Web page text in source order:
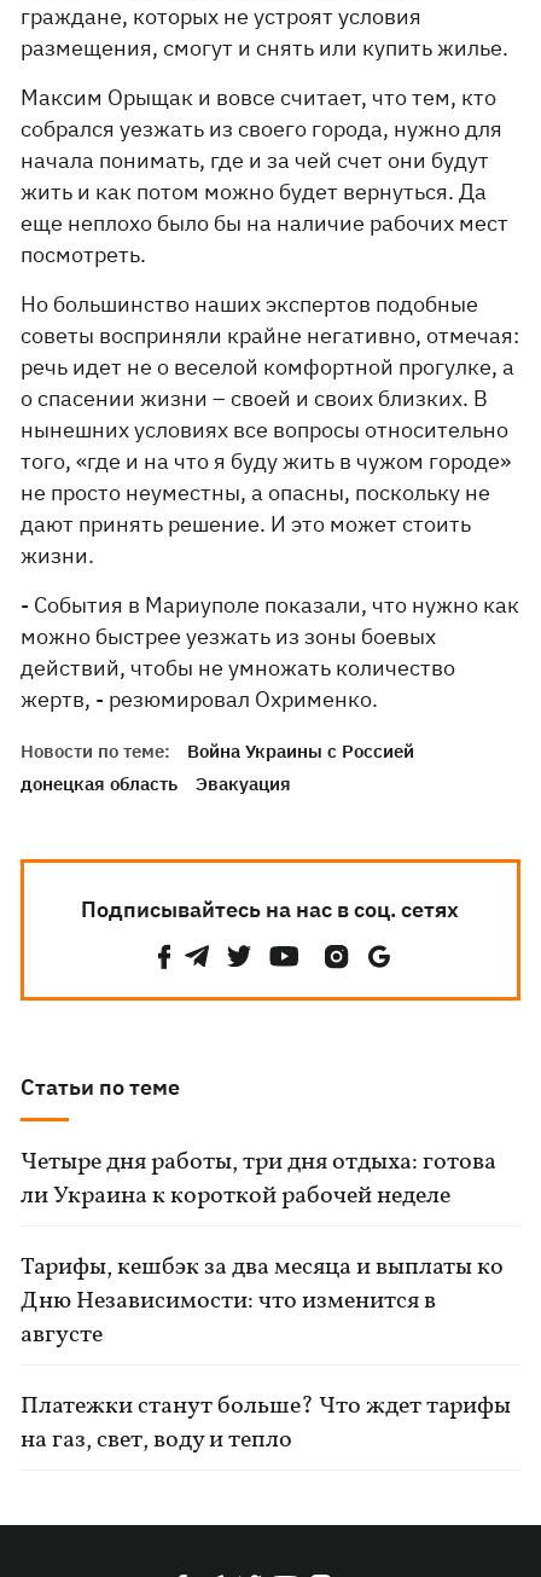
граждане, которых не устроят условия
размещения, смогут и снять или купить жилье.
Максим Орыщак и вовсе считает, что тем, кто
собрался уезжать из своего города, нужно для
начала понимать, где и за чей счет они будут
жить и как потом можно будет вернуться. Да
еще неплохо было бы на наличие рабочих мест
посмотреть.
Но большинство наших экспертов подобные
советы восприняли крайне негативно, отмечая:
речь идет не о веселой комфортной прогулке, а
о спасении жизни – своей и своих близких. В
нынешних условиях все вопросы относительно
того, «где и на что я буду жить в чужом городе»
не просто неуместны, а опасны, поскольку не
дают принять решение. И это может стоить
жизни.
- События в Мариуполе показали, что нужно как
можно быстрее уезжать из зоны боевых
действий, чтобы не умножать количество
жертв, - резюмировал Охрименко.
Новости по теме:
Война Украины с Россией
донецкая область
Эвакуация
Подписывайтесь на нас в соц. сетях
Статьи по теме
Четыре дня работы, три дня отдыха: готова
ли Украина к короткой рабочей неделе
Тарифы, кешбэк за два месяца и выплаты ко
Дню Независимости: что изменится в
августе
Платежки станут больше? Что ждет тарифы
на газ, свет, воду и тепло